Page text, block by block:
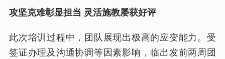
攻坚克难彰显担当 灵活施教屡获好评
此次培训过程中，团队展现出极高的应变能力。受
签证办理及沟通协调等因素影响，临出发前两周团